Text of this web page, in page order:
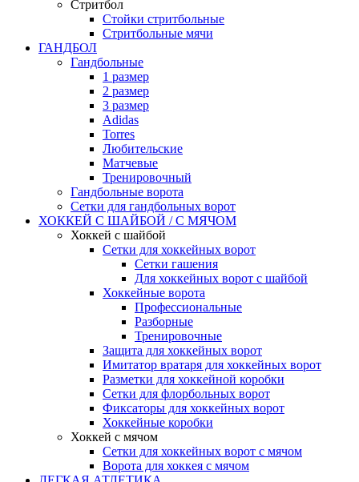
Стритбол
Стойки стритбольные
Стритбольные мячи
ГАНДБОЛ
Гандбольные
1 размер
2 размер
3 размер
Adidas
Torres
Любительские
Матчевые
Тренировочный
Гандбольные ворота
Сетки для гандбольных ворот
ХОККЕЙ С ШАЙБОЙ / С МЯЧОМ
Хоккей с шайбой
Сетки для хоккейных ворот
Сетки гашения
Для хоккейных ворот с шайбой
Хоккейные ворота
Профессиональные
Разборные
Тренировочные
Защита для хоккейных ворот
Имитатор вратаря для хоккейных ворот
Разметки для хоккейной коробки
Сетки для флорбольных ворот
Фиксаторы для хоккейных ворот
Хоккейные коробки
Хоккей с мячом
Сетки для хоккейных ворот с мячом
Ворота для хоккея с мячом